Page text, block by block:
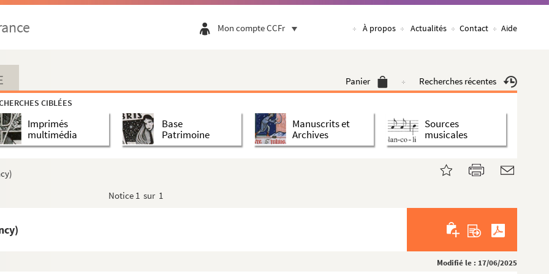
Mon compte CCFr À propos Actualités Contact Aide
Panier Recherches récentes
CIBLÉES
Imprimés
multimédia
Base
Patrimoine
Manuscrits et
Archives
Sources
musicales
Notice 1 sur 1
Modifié le : 17/06/2025
1916)
1916)
de Nantes, 1916)